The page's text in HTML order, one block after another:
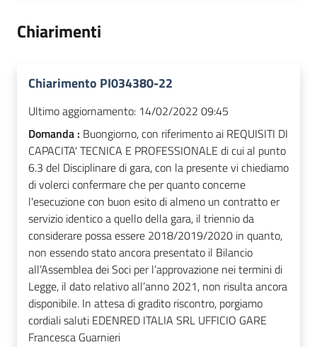
Chiarimenti
Chiarimento PI034380-22
Ultimo aggiornamento: 14/02/2022 09:45
Domanda : Buongiorno, con riferimento ai REQUISITI DI
CAPACITA' TECNICA E PROFESSIONALE di cui al punto
6.3 del Disciplinare di gara, con la presente vi chiediamo
di volerci confermare che per quanto concerne
l'esecuzione con buon esito di almeno un contratto er
servizio identico a quello della gara, il triennio da
considerare possa essere 2018/2019/2020 in quanto,
non essendo stato ancora presentato il Bilancio
all’Assemblea dei Soci per l’approvazione nei termini di
Legge, il dato relativo all’anno 2021, non risulta ancora
disponibile. In attesa di gradito riscontro, porgiamo
cordiali saluti EDENRED ITALIA SRL UFFICIO GARE
Francesca Guarnieri